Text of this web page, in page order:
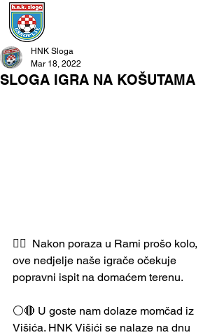
SLOGA IGRA NA KOŠUTAMA
HNK Sloga
Mar 18, 2022
👉🏻  Nakon poraza u Rami prošo kolo,
ove nedjelje naše igrače očekuje
popravni ispit na domaćem terenu.
⚪🔴 U goste nam dolaze momčad iz
Višića. HNK Višići se nalaze na dnu